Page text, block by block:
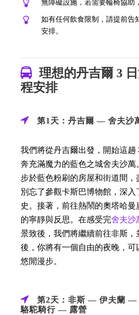
無障礙設施，若需要輪椅協助
如有任何飲食限制，請提前告
安排。
理想的丹吉爾 3
程安排
第1天：丹吉爾 — 舍夫沙
我們將從丹吉爾出發，開始這
奔充滿魔力的藍色之城舍夫沙
步於藍色粉刷的房屋和街道間，
別忘了參觀卡斯巴博物館，深
史。接著，前往熱鬧的奧塔哈
的寧靜與反思。在感受完舍夫沙
景致後，我們將繼續前往非斯
後，你將有一個自由的夜晚，
悠閒漫步。
第2天：非斯 — 伊夫蘭 —
駱駝騎行 — 露營